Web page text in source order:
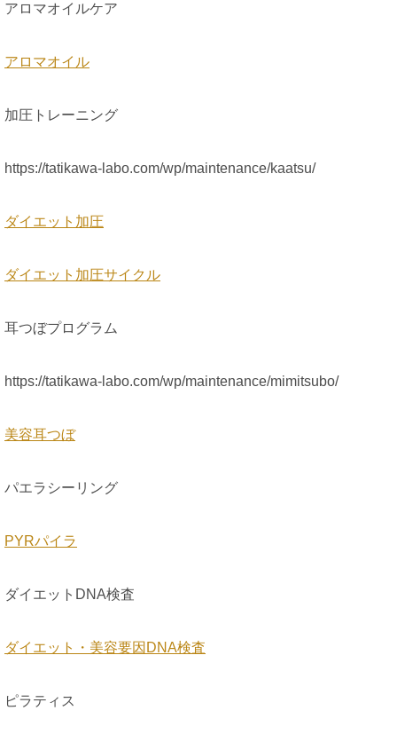
アロマオイルケア
アロマオイル
加圧トレーニング
https://tatikawa-labo.com/wp/maintenance/kaatsu/
ダイエット加圧
ダイエット加圧サイクル
耳つぼプログラム
https://tatikawa-labo.com/wp/maintenance/mimitsubo/
美容耳つぼ
パエラシーリング
PYRパイラ
ダイエットDNA検査
ダイエット・美容要因DNA検査
ピラティス